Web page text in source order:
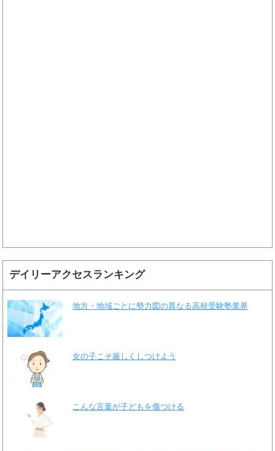
デイリーアクセスランキング
地方・地域ごとに勢力図の異なる高校受験塾業界
女の子こそ厳しくしつけよう
こんな言葉が子どもを傷つける